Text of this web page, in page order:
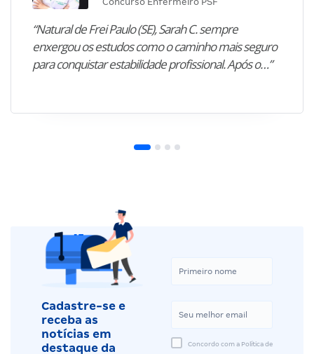
“Natural de Frei Paulo (SE), Sarah C. sempre
enxergou os estudos como o caminho mais seguro
para conquistar estabilidade profissional. Após o…”
Cadastre-se e
receba as
notícias em
destaque da
Concordo com a Política de